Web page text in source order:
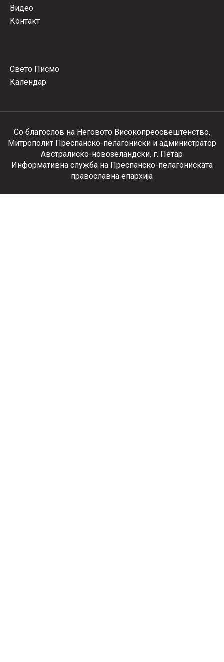
Видео
Контакт
Свето Писмо
Календар
Со благослов на Неговото Високопреосвештенство,
Митрополит Преспанско-пелагониски и администратор
Австралиско-новозеландски, г. Петар
Информативна служба на Преспанско-пелагониската
православна епархија